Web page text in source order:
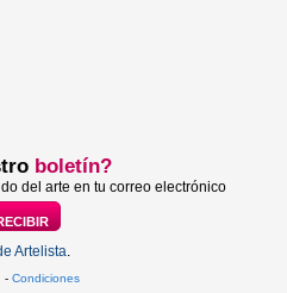
boletín?
del arte en tu correo electrónico
Artelista.
- Condiciones